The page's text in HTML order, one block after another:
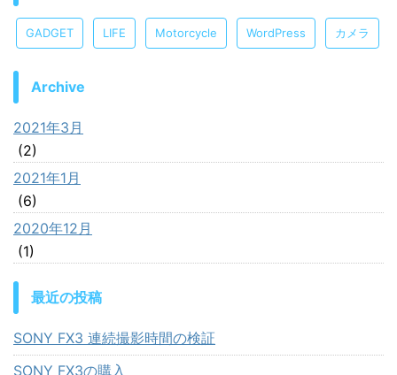
GADGET LIFE Motorcycle WordPress カメラ
Archive
2021年3月
(2)
2021年1月
(6)
2020年12月
(1)
最近の投稿
SONY FX3 連続撮影時間の検証
SONY FX3の購入